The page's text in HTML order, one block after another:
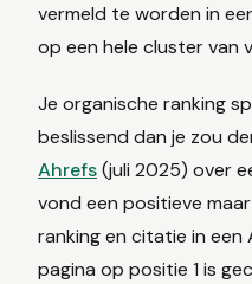
vermeld te worden in
op een hele cluster van
Je organische ranking
beslissend dan je zou
Ahrefs(juli 2025) over
vond een positieve
ranking en citatie in een
pagina op positie 1 is